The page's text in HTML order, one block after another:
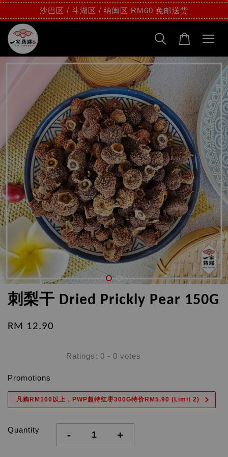
沙巴区 / 斗湖区 / 纳闽区 RM60 免邮送货
刺梨干 Dried Prickly Pear 150G
RM 12.90
Ratings: 0 - 0 votes
Promotions
凡购RM100以上，PWP超特红枣300G特价RM5.90 (Limit 2)
Quantity - +